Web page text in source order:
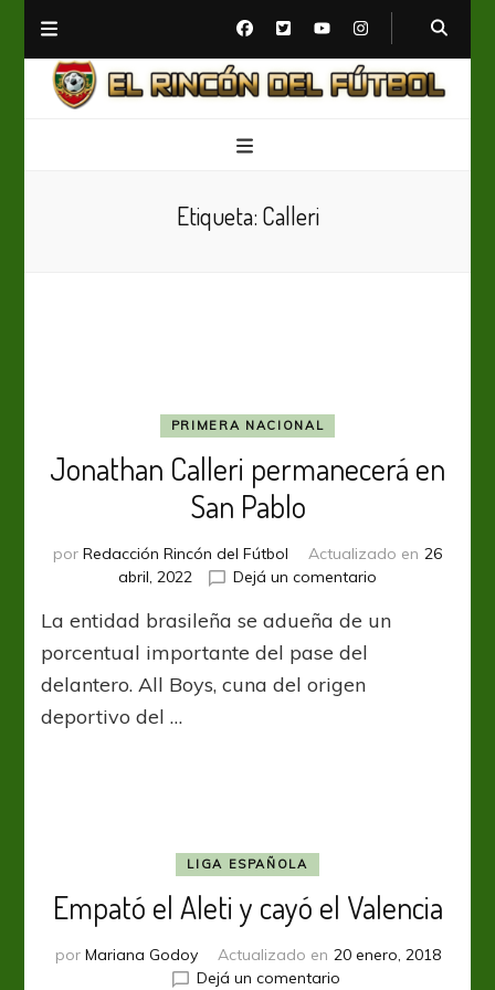
Etiqueta: Calleri
PRIMERA NACIONAL
Jonathan Calleri permanecerá en
San Pablo
por Redacción Rincón del Fútbol Actualizado en 26
abril, 2022
Dejá un comentario
Calleri
La entidad brasileña se adueña de un
porcentual importante del pase del
delantero. All Boys, cuna del origen
deportivo del …
LIGA ESPAÑOLA
Empató el Aleti y cayó el Valencia
por Mariana Godoy Actualizado en 20 enero, 2018
Dejá un comentarioen